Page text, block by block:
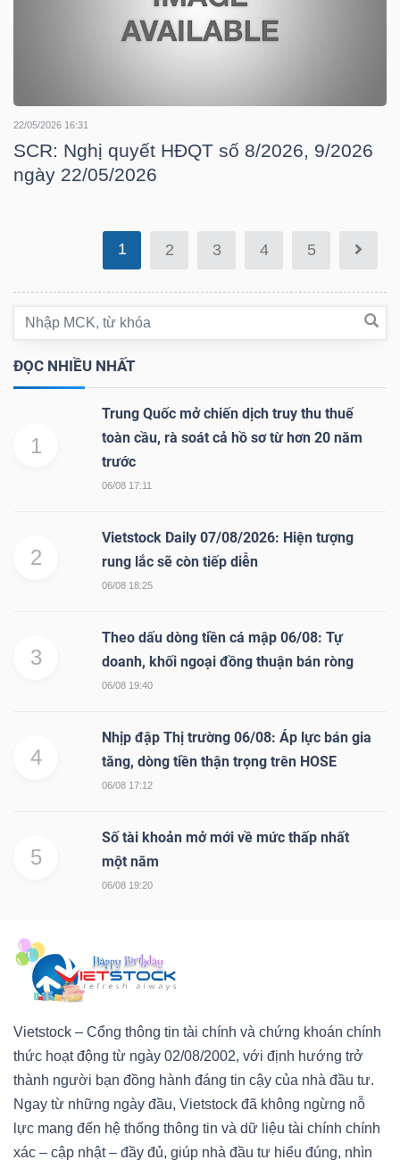
22/05/2026 16:31
SCR: Nghị quyết HĐQT số 8/2026, 9/2026
ngày 22/05/2026
1 2 3 4 5
ĐỌC NHIỀU NHẤT
1
Trung Quốc mở chiến dịch truy thu thuế
toàn cầu, rà soát cả hồ sơ từ hơn 20 năm
trước
06/08 17:11
2
Vietstock Daily 07/08/2026: Hiện tượng
rung lắc sẽ còn tiếp diễn
06/08 18:25
3
Theo dấu dòng tiền cá mập 06/08: Tự
doanh, khối ngoại đồng thuận bán ròng
06/08 19:40
4
Nhịp đập Thị trường 06/08: Áp lực bán gia
tăng, dòng tiền thận trọng trên HOSE
06/08 17:12
5
Số tài khoản mở mới về mức thấp nhất
một năm
06/08 19:20
Vietstock – Cổng thông tin tài chính và chứng khoán chính
thức hoạt động từ ngày 02/08/2002, với định hướng trở
thành người bạn đồng hành đáng tin cậy của nhà đầu tư.
Ngay từ những ngày đầu, Vietstock đã không ngừng nỗ
lực mang đến hệ thống thông tin và dữ liệu tài chính chính
xác – cập nhật – đầy đủ, giúp nhà đầu tư hiểu đúng, nhìn
NGHỆ
THÔNG
VỤ
SẢN
chứng
khoán
Cổ phiếu Chỉ số Chứng chỉ quỹ
Tất cả Người nội bộ
Tin
tức
(-)
Bài
viết